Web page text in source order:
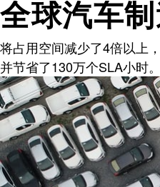
全球汽车制
将占用空间减少了4倍以上
并节省了130万个SLA小时。